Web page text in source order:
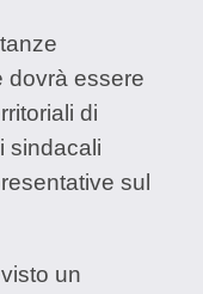
dovrà essere
di
sindacali
sul
un